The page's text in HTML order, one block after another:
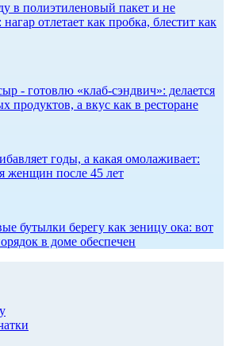
в полиэтиленовый пакет и не
отлетает как пробка, блестит как
- готовлю «клаб-сэндвич»: делается
продуктов, а вкус как в ресторане
годы, а какая омолаживает:
женщин после 45 лет
бутылки берегу как зеницу ока: вот
в доме обеспечен